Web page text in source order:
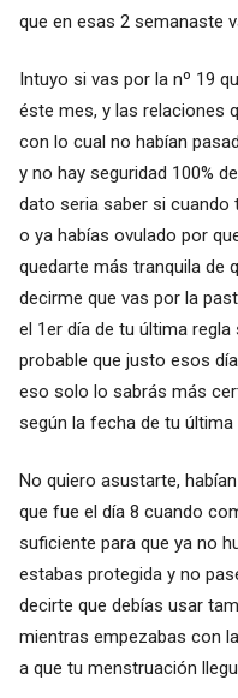
que en esas 2 semanaste
Intuyo si vas por la nº 19
éste mes, y las relaciones
con lo cual no habían
y no hay seguridad 100%
dato seria saber si cuando
o ya habías ovulado por
quedarte más tranquila de
decirme que vas por la
el 1er día de tu última
probable que justo esos
eso solo lo sabrás más
según la fecha de tu
No quiero asustarte,
que fue el día 8 cuando
suficiente para que ya no
estabas protegida y no
decirte que debías usar
mientras empezabas con
a que tu menstruación